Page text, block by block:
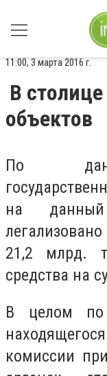
11:00, 3 марта 2016 г.
В
объектов
По
на
21,2 млрд.
средства на
В целом по
комиссии